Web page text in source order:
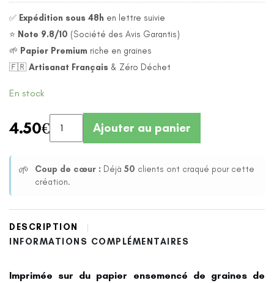
✅ Expédition sous 48h en lettre suivie
⭐ Note 9.8/10 (Société des Avis Garantis)
🌱 Papier Premium riche en graines
🇫🇷Artisanat Français & Zéro Déchet
En stock
4.50€ Ajouter au panier
🌱 Coup de cœur : Déjà 50 clients ont craqué pour cette
création.
DESCRIPTION
INFORMATIONS COMPLÉMENTAIRES
Imprimée sur du papier ensemencé de graines de